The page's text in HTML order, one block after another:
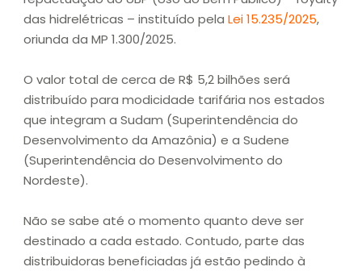
das hidrelétricas – instituído pela Lei 15.235/2025,
oriunda da MP 1.300/2025.
O valor total de cerca de R$ 5,2 bilhões será
distribuído para modicidade tarifária nos estados
que integram a Sudam (Superintendência do
Desenvolvimento da Amazônia) e a Sudene
(Superintendência do Desenvolvimento do
Nordeste).
Não se sabe até o momento quanto deve ser
destinado a cada estado. Contudo, parte das
distribuidoras beneficiadas já estão pedindo à